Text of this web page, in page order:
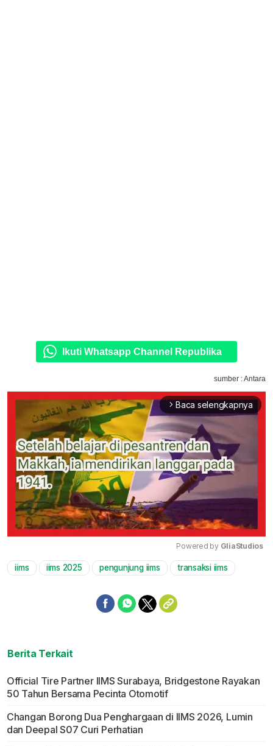
Ikuti Whatsapp Channel Republika
sumber : Antara
arrow_forward_ios Baca selengkapnya
Mute
Powered by GliaStudios
iims iims 2025 pengunjung iims transaksi iims
Berita Terkait
Official Tire Partner IIMS Surabaya, Bridgestone Rayakan
50 Tahun Bersama Pecinta Otomotif
Changan Borong Dua Penghargaan di IIMS 2026, Lumin
dan Deepal S07 Curi Perhatian